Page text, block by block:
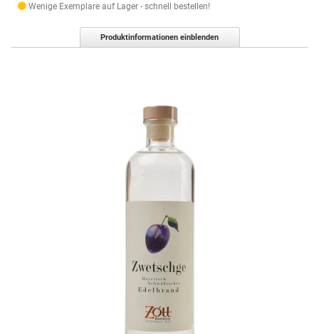
Wenige Exemplare auf Lager - schnell bestellen!
Produktinformationen einblenden